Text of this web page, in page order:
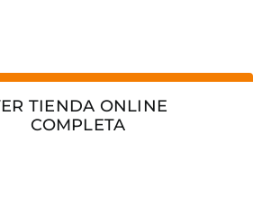
TIENDA ONLINE
COMPLETA